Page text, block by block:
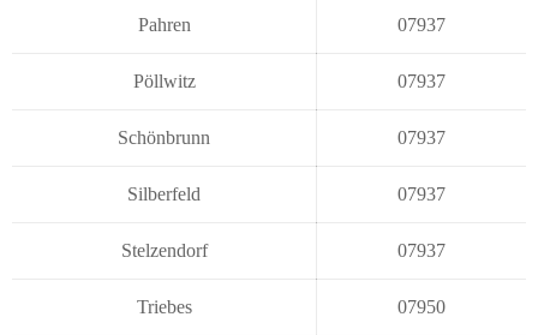
Pahren 07937
Pöllwitz 07937
Schönbrunn 07937
Silberfeld 07937
Stelzendorf 07937
Triebes 07950